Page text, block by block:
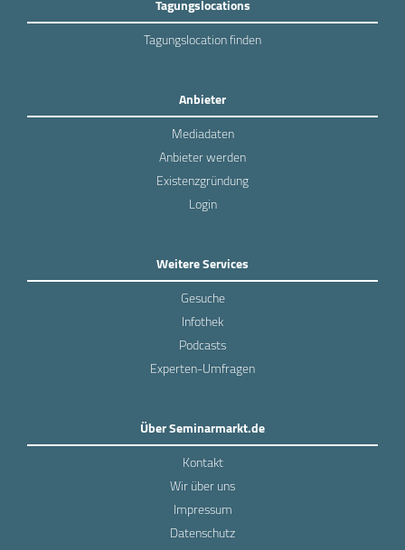
Tagungslocations
Tagungslocation finden
Anbieter
Mediadaten
Anbieter werden
Existenzgründung
Login
Weitere Services
Gesuche
Infothek
Podcasts
Experten-Umfragen
Über Seminarmarkt.de
Kontakt
Wir über uns
Impressum
Datenschutz